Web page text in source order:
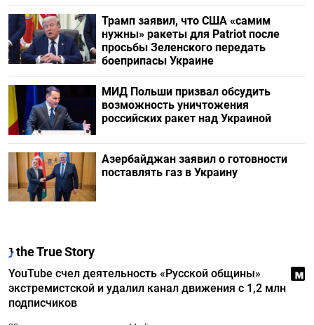
Трамп заявил, что США «самим
нужны» ракеты для Patriot после
просьбы Зеленского передать
боеприпасы Украине
МИД Польши призвал обсудить
возможность уничтожения
российских ракет над Украиной
Азербайджан заявил о готовности
поставлять газ в Украину